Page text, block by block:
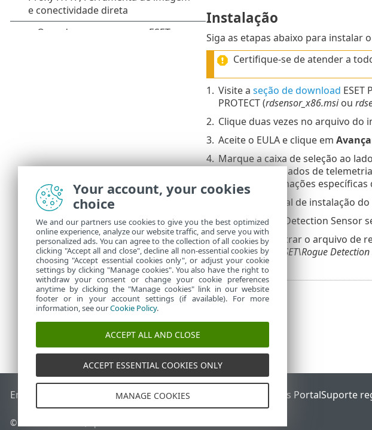
Instalação
Siga as etapas abaixo para instalar
Certifique-se de atender a
1. Visite a seção de download
PROTECT (rdsensor_x86.msiou
2. Clique duas vezes no arquivo do
3. Aceite o EULA e clique em
4. Marque a caixa de seleção ao
travamento e dados de
e outras informações específicas
Selecione o local de instalação
6. O ESET Rogue Detection Sensor
Você pode encontrar o arquivo de
C:\ProgramData\ESET\Rogue
End of Life Base de conhecimento ESETFórum ESET ESET Status PortalSuporte
© 1992 - 2026 ESET, spol. s r.o. - Todos os direitos reservados.
Your account, your cookies
choice
We and our partners use cookies to give you the best optimized
online experience, analyze our website traffic, and serve you with
personalized ads. You can agree to the collection of all cookies by
clicking "Accept all and close", decline all non-essential cookies by
choosing "Accept essential cookies only", or adjust your cookie
settings by clicking "Manage cookies". You also have the right to
withdraw your consent or change your cookie preferences
anytime by clicking the "Manage cookies" link in our website
footer or in your account settings (if available). For more
information, see ourCookie Policy.
ACCEPT ALL AND CLOSE
ACCEPT ESSENTIAL COOKIES ONLY
MANAGE COOKIES